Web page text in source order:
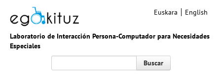
Laboratorio de Interacción Persona-Computador para Necesidades
Especiales
Euskara English
Buscar